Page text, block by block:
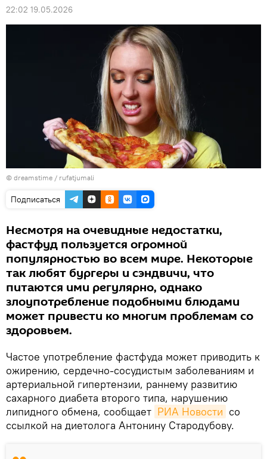
22:02 19.05.2026
© dreamstime / rufatjumali
Подписаться
Несмотря на очевидные недостатки,
фастфуд пользуется огромной
популярностью во всем мире. Некоторые
так любят бургеры и сэндвичи, что
питаются ими регулярно, однако
злоупотребление подобными блюдами
может привести ко многим проблемам со
здоровьем.
Частое употребление фастфуда может приводить к
ожирению, сердечно-сосудистым заболеваниям и
артериальной гипертензии, раннему развитию
сахарного диабета второго типа, нарушению
липидного обмена, сообщает РИА Новости со
ссылкой на диетолога Антонину Стародубову.